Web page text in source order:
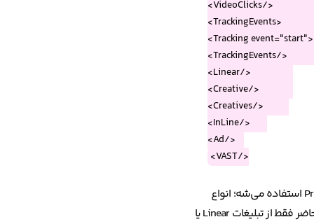
</VAST>
همون‌طور که احتمالاً متوجه شده باشید، Creatives دربرگیرنده‌ی انواع تبلیغات موردنظر ما هست که در این مثال، از نوع Linear برای تبلیغات Pre-roll استفاده می‌شه؛ انواع
دیگری مثل Companion, Nonlinear و Ad Pods هم در این استاندارد قابل‌تعریف هستند که با توجه به سیاست‌های مارکتینگ لحظه‌نگار، ما درحال‌حاضر فقط از تبلیغات Linear یا